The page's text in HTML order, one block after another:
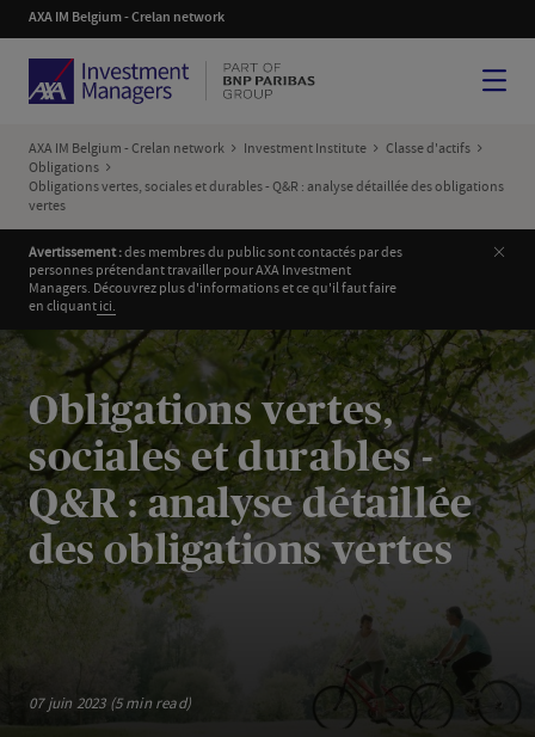
AXA IM Belgium - Crelan network
AXA IM Belgium - Crelan network Investment Institute
Classe d'actifs
Obligations
Obligations vertes, sociales et durables - Q&R : analyse détaillée des obligations
vertes
Avertissement :des membres du public sont contactés par des
personnes prétendant travailler pour AXA Investment
Managers. Découvrez plus d'informations et ce qu'il faut faire
en cliquantici.
Obligations vertes,
sociales et durables -
Q&R : analyse détaillée
des obligations vertes
07 juin 2023 (5 min read)